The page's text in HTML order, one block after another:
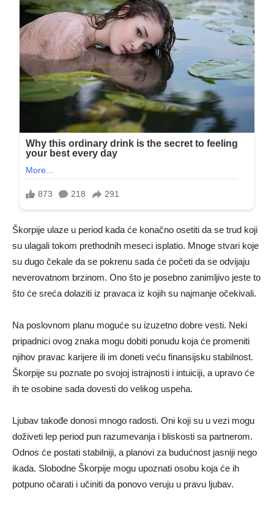
Škorpije ulaze u period kada će konačno osetiti da se trud koji
su ulagali tokom prethodnih meseci isplatio. Mnoge stvari koje
su dugo čekale da se pokrenu sada će početi da se odvijaju
neverovatnom brzinom. Ono što je posebno zanimljivo jeste to
što će sreća dolaziti iz pravaca iz kojih su najmanje očekivali.
Na poslovnom planu moguće su izuzetno dobre vesti. Neki
pripadnici ovog znaka mogu dobiti ponudu koja će promeniti
njihov pravac karijere ili im doneti veću finansijsku stabilnost.
Škorpije su poznate po svojoj istrajnosti i intuiciji, a upravo će
ih te osobine sada dovesti do velikog uspeha.
Ljubav takođe donosi mnogo radosti. Oni koji su u vezi mogu
doživeti lep period pun razumevanja i bliskosti sa partnerom.
Odnos će postati stabilniji, a planovi za budućnost jasniji nego
ikada. Slobodne Škorpije mogu upoznati osobu koja će ih
potpuno očarati i učiniti da ponovo veruju u pravu ljubav.